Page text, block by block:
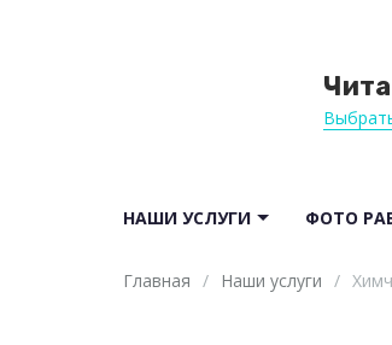
Чита
НАШИ УСЛУГИ ФОТО
Главная / Наши услуги /